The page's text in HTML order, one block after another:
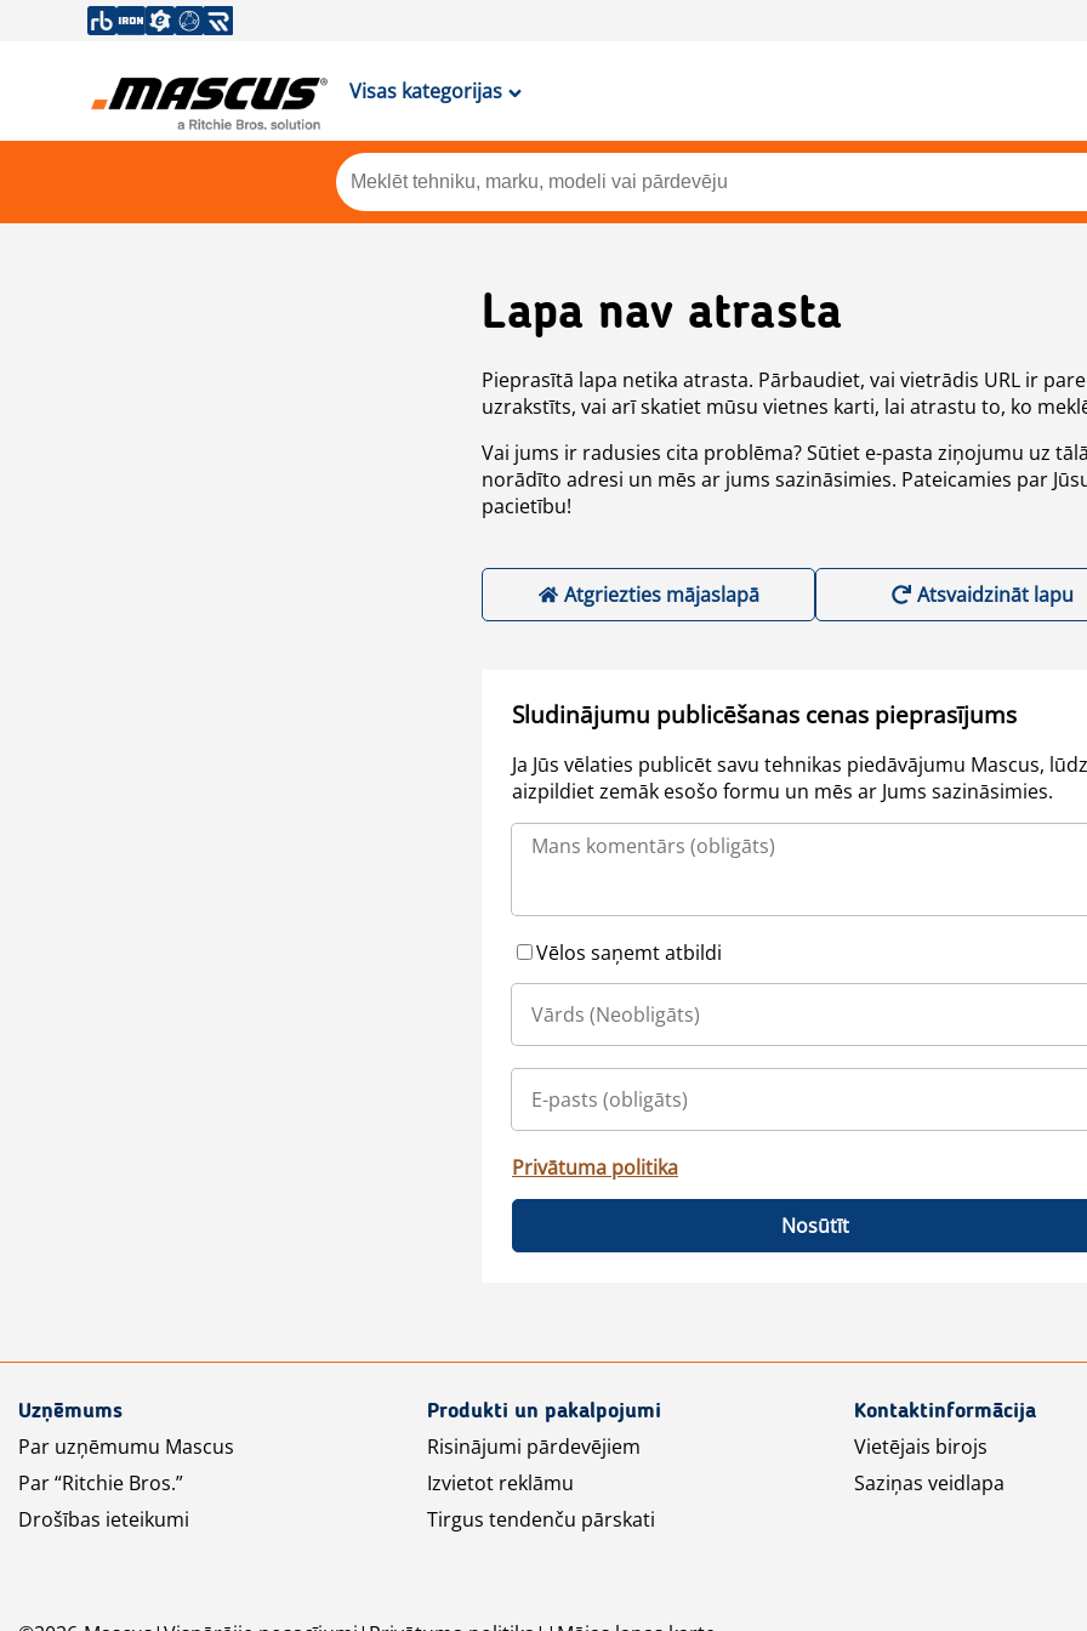
Visas kategorijas
Lapa nav atrasta
Pieprasītā lapa netika atrasta. Pārbaudiet, vai vietrādis URL ir
uzrakstīts, vai arī skatiet mūsu vietnes karti, lai atrastu to, ko
Vai jums ir radusies cita problēma? Sūtiet e-pasta ziņojumu uz
norādīto adresi un mēs ar jums sazināsimies. Pateicamies par
pacietību!
Atgriezties mājaslapā Atsvaidzināt lapu
Sludinājumu publicēšanas cenas pieprasījums
Ja Jūs vēlaties publicēt savu tehnikas piedāvājumu Mascus,
aizpildiet zemāk esošo formu un mēs ar Jums sazināsimies.
Vēlos saņemt atbildi
Privātuma politika
Nosūtīt
Uzņēmums
Par uzņēmumu Mascus
Par “Ritchie Bros.”
Drošības ieteikumi
Produkti un pakalpojumi
Risinājumi pārdevējiem
Izvietot reklāmu
Tirgus tendenču pārskati
Kontaktinformācija
Vietējais birojs
Saziņas veidlapa